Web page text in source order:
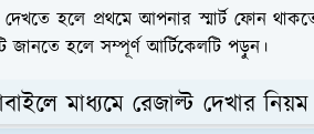
দেখতে হলে প্রথমে আপনার স্মার্ট ফোন
হলে সম্পূর্ণ আর্টিকেলটি পড়ুন।
মাধ্যমে রেজাল্ট দেখার